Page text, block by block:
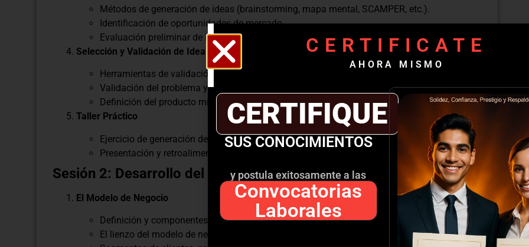
Métodos de generación de ideas (brainstorming, mapa mental, SCAMPER, etc.).
Identificación de oportunidades de mercado.
Evaluación preliminar de ideas: viabilidad y potencial.
Selección y Validación de Ideas
Herramientas de validación (encuestas, entrevistas, prototipos).
Validación del problema y la solución.
Definición del producto mínimo viable (MVP).
Taller Práctico
Ejercicio de generación de ideas en grupo.
Presentación y retroalimentación de ideas.
Sesión 2: Desarrollo del Modelo de Negocio
El Modelo de Negocio
Definición y componentes del modelo de negocio.
El lienzo del modelo de negocio (Business Model Canvas).
CERTIFICATE
AHORA MISMO
CERTIFIQUE
SUS CONOCIMIENTOS
y postula exitosamente a las
Convocatorias
Laborales